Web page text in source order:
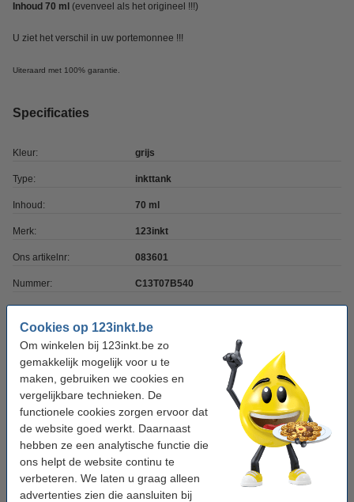
Cookies op 123inkt.be
Om winkelen bij 123inkt.be zo
gemakkelijk mogelijk voor u te
maken, gebruiken we cookies en
vergelijkbare technieken. De
functionele cookies zorgen ervoor dat
de website goed werkt. Daarnaast
hebben ze een analytische functie die
ons helpt de website continu te
verbeteren. We laten u graag alleen
advertenties zien die aansluiten bij
Inhoud 70 ml (evenveel als het origineel !!!)
U ziet het verschil in uw portemonnee !!!
Uiteraard met 100% garantie.
Specificaties
Kleur: grijs
Type: inkttank
Inhoud: 70 ml
Merk: 123inkt
Ons artikelnr: 083601
Nummer: C13T07B540
Tip: complete set bestellen
Epson 114 multipack 2 zwart + 4 kleur (123inkt
huismerk)
€ 52,50
Tip
Wij adviseren u om deze inktfles i.p.v. de originele inktfles te nemen.
Tip: multipack bestellen
2 x zwart + 4 x kleur (123inkt huismerk) voor € 54,50